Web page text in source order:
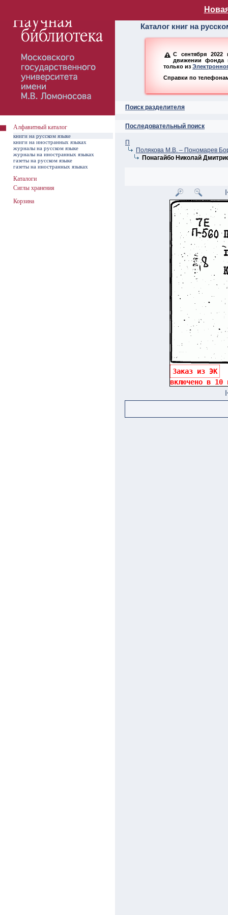
Алфавитный
Каталог книг на
С сентября 2022
движении фонда
только из
Справки по
Поиск разделителя
Последовательный поиск
П
Полякова М.В. – Пономарев
Понагайбо Николай
Заказ из ЭК
Алфавитный каталог
книги на русском языке
книги на иностранных языках
журналы на русском языке
журналы на иностранных языках
газеты на русском языке
газеты на иностранных языках
Каталоги
Сиглы хранения
Корзина